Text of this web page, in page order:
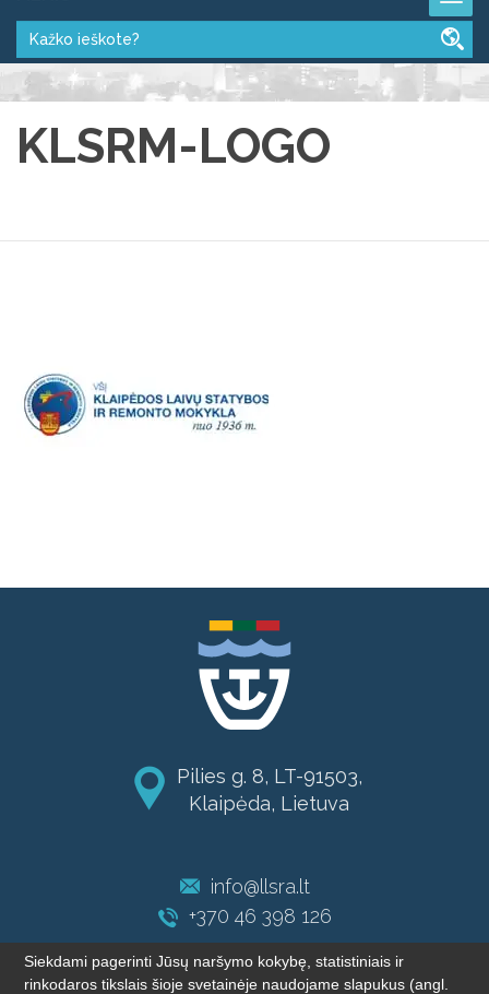
KLSRM-LOGO
Pilies g. 8, LT-91503,
Klaipėda, Lietuva
info@llsra.lt
+370 46 398 126
Siekdami pagerinti Jūsų naršymo kokybę, statistiniais ir
rinkodaros tikslais šioje svetainėje naudojame slapukus (angl.